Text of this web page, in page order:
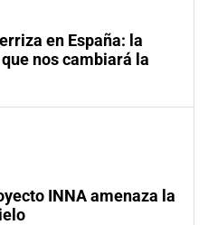
en España: la
nos cambiará la
INNA amenaza la